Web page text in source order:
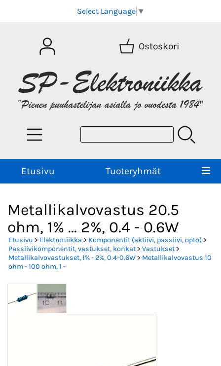
Select Language ▼
Ostoskori
Etusivu Tuoteryhmät
Metallikalvovastus 20.5
ohm, 1% ... 2%, 0.4 - 0.6W
Etusivu > Elektroniikka > Komponentit (aktiivi, passiivi, opto) >
Passiivikomponentit, vastukset, konkat> Vastukset>
Metallikalvovastukset, 1% - 2%, 0.4-0.6W> Metallikalvovastus 10
ohm - 100 ohm, 1 -